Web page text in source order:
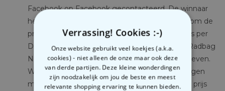
Facebook op Facebook gecontacteerd. De winnaar
heeft 5 werkdagen (na bekendmaking) de tijd om de
prijs op te eisen, en contact- en adresgegevens per
Direct Message aan de Facebook pagina van Radbag
NL of per email aansocial@radbag.nldoor te geven.
Wanneer de winnaar zich niet binnen 5 werkdagen
meldt, verliest de winnaar zijn/haar recht op de prijs
Verrassing! Cookies :-)
Onze website gebruikt veel koekjes (a.k.a.
cookies) - niet alleen de onze maar ook deze
van derde partijen. Deze kleine wonderdingen
zijn noodzakelijk om jou de beste en meest
relevante shopping ervaring te kunnen bieden.